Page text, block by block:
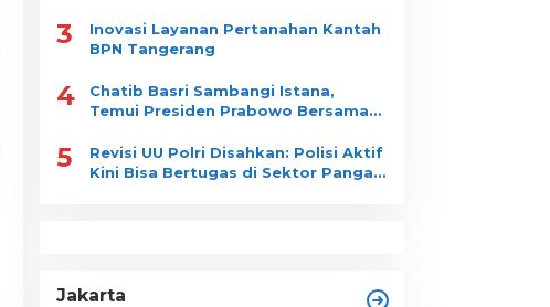
3
Inovasi Layanan Pertanahan Kantah
BPN Tangerang
4
Chatib Basri Sambangi Istana,
Temui Presiden Prabowo Bersama
5
Revisi UU Polri Disahkan: Polisi Aktif
Kini Bisa Bertugas di Sektor Pangan
Jakarta